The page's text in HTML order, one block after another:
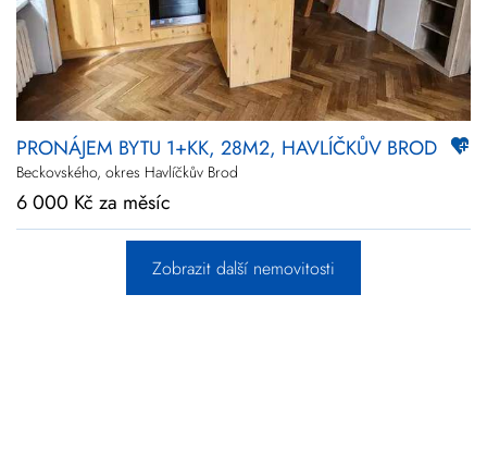
PRONÁJEM BYTU 1+KK, 28M2, HAVLÍČKŮV BROD
Beckovského, okres Havlíčkův Brod
6 000 Kč za měsíc
Zobrazit další nemovitosti